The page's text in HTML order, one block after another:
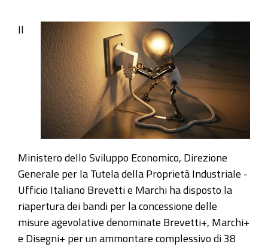
Il
Ministero dello Sviluppo Economico, Direzione
Generale per la Tutela della Proprietà Industriale -
Ufficio Italiano Brevetti e Marchi ha disposto la
riapertura dei bandi per la concessione delle
misure agevolative denominate Brevetti+, Marchi+
e Disegni+ per un ammontare complessivo di 38